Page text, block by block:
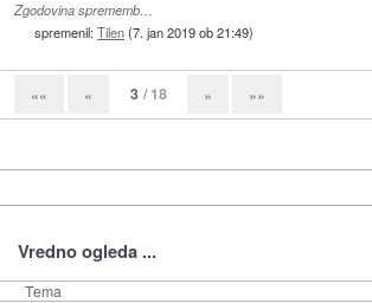
Zgodovina sprememb…
spremenil:Tilen(7. jan 2019 ob 21:49)
«« « 3 / 18 » »»
Vredno ogleda ...
Tema